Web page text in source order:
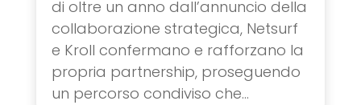
di oltre un anno dall’annuncio della
collaborazione strategica, Netsurf
e Kroll confermano e rafforzano la
propria partnership, proseguendo
un percorso condiviso che...